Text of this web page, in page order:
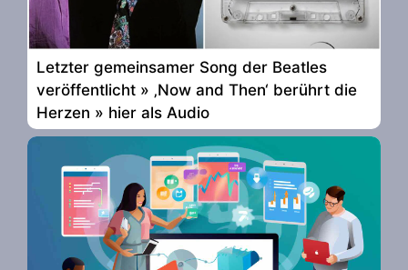
Letzter gemeinsamer Song der Beatles
veröffentlicht » ‚Now and Then‘ berührt die
Herzen » hier als Audio